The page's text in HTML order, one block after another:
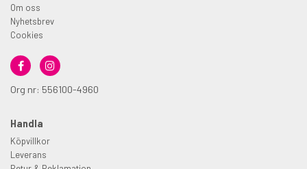
Om oss
Nyhetsbrev
Cookies
Org nr: 556100-4960
Handla
Köpvillkor
Leverans